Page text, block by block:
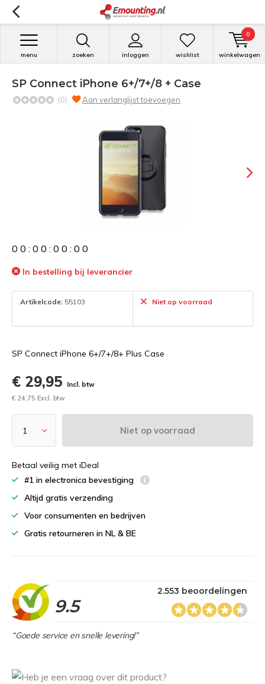
zoeken inloggen
menu wishlist winkelwagen
0
SP Connect iPhone 6+/7+/8 + Case
(0) Aan verlanglijst toevoegen
0 0 : 0 0 : 0 0 : 0 0
In bestelling bij leverancier
Artikelcode: 55103 Niet op voorraad
SP Connect iPhone 6+/7+/8+ Plus Case
€ 29,95
Incl. btw
€ 24,75 Excl. btw
Niet op voorraad
Betaal veilig met iDeal
#1 in electronica bevestiging
Altijd gratis verzending
Voor consumenten en bedrijven
Gratis retourneren in NL & BE
9.5
2.553 beoordelingen
“Goede service en snelle levering!”